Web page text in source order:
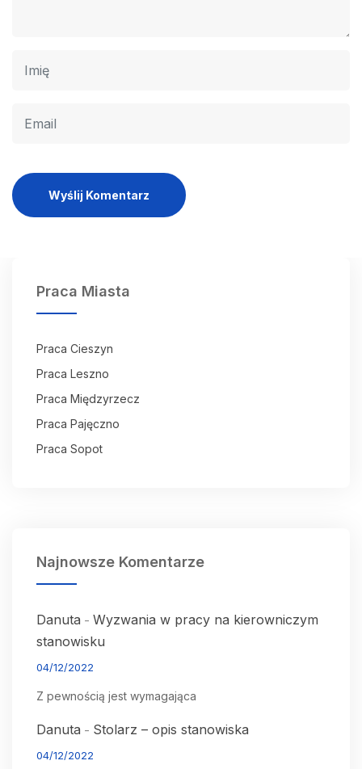
Wyślij Komentarz
Praca Miasta
Praca Cieszyn
Praca Leszno
Praca Międzyrzecz
Praca Pajęczno
Praca Sopot
Najnowsze Komentarze
Danuta - Wyzwania w pracy na kierowniczym
stanowisku
04/12/2022
Z pewnością jest wymagająca
Danuta - Stolarz – opis stanowiska
04/12/2022